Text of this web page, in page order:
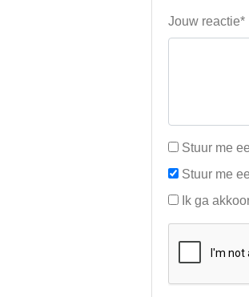
Jouw reactie*
Stuur me
Stuur me
Ik ga